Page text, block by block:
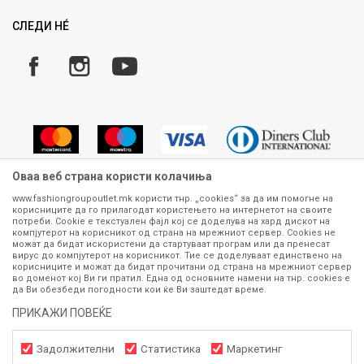
Замена и рефундација на производи
Плаќање
СЛЕДИ НÉ
Сите информации околу производите кои се изложени на нашата
онлајн продавница се стремиме да бидат конкретни, точни и прецизни,
меѓутоа не можеме да гарантираме дека се без ниту една грешка или
пак дека сите производи во моментот се достапни на залиха.
Фотографиите се најверодостојниот приказ на производот. Доколку
дојде до потреба за замена на производ или рефундација, процедурата
контактирајте не на телефонскиот број 070 275 363 или на е-
маилoutlet@fashiongroup.com.mkодпонеделник до петок (08-16ч)
и сабота (10-15ч)
Оваа веб страна користи колачиња
www.fashiongroupoutlet.mk користи тнр. „cookies“ за да им помогне на
корисниците да го прилагодат користењето на интернетот на своите
потреби. Cookie е текстуален фајл кој се доделува на хард дискот на
компјутерот на корисникот од страна на мрежниот сервер. Cookies не
можат да бидат искористени да стартуваат програм или да пренесат
вирус до компјутерот на корисникот. Тие се доделуваат единствено на
корисниците и можат да бидат прочитани од страна на мрежниот сервер
во доменот кој Ви ги пратил. Една од основните намени на тнр. сookies е
да Ви обезбеди погодности кои ќе Ви заштедат време.
ПРИКАЖИ ПОВЕЌЕ
Задолжителни Статистика Маркетинг